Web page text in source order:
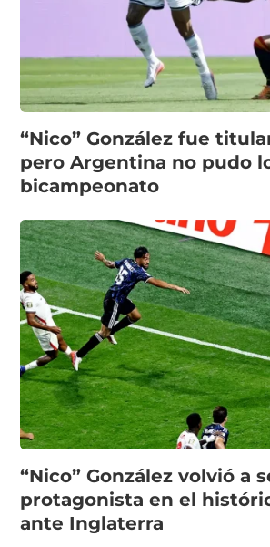
“Nico” González fue
pero Argentina no pudo
bicampeonato
“Nico” González volvió a
protagonista en el
ante Inglaterra